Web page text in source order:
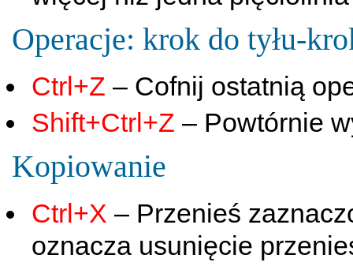
Operacje: krok do tyłu-
Ctrl+Z – Cofnij ostatnią
Shift+Ctrl+Z – Powtórnie
Kopiowanie
Ctrl+X – Przenieś
oznacza usunięcie